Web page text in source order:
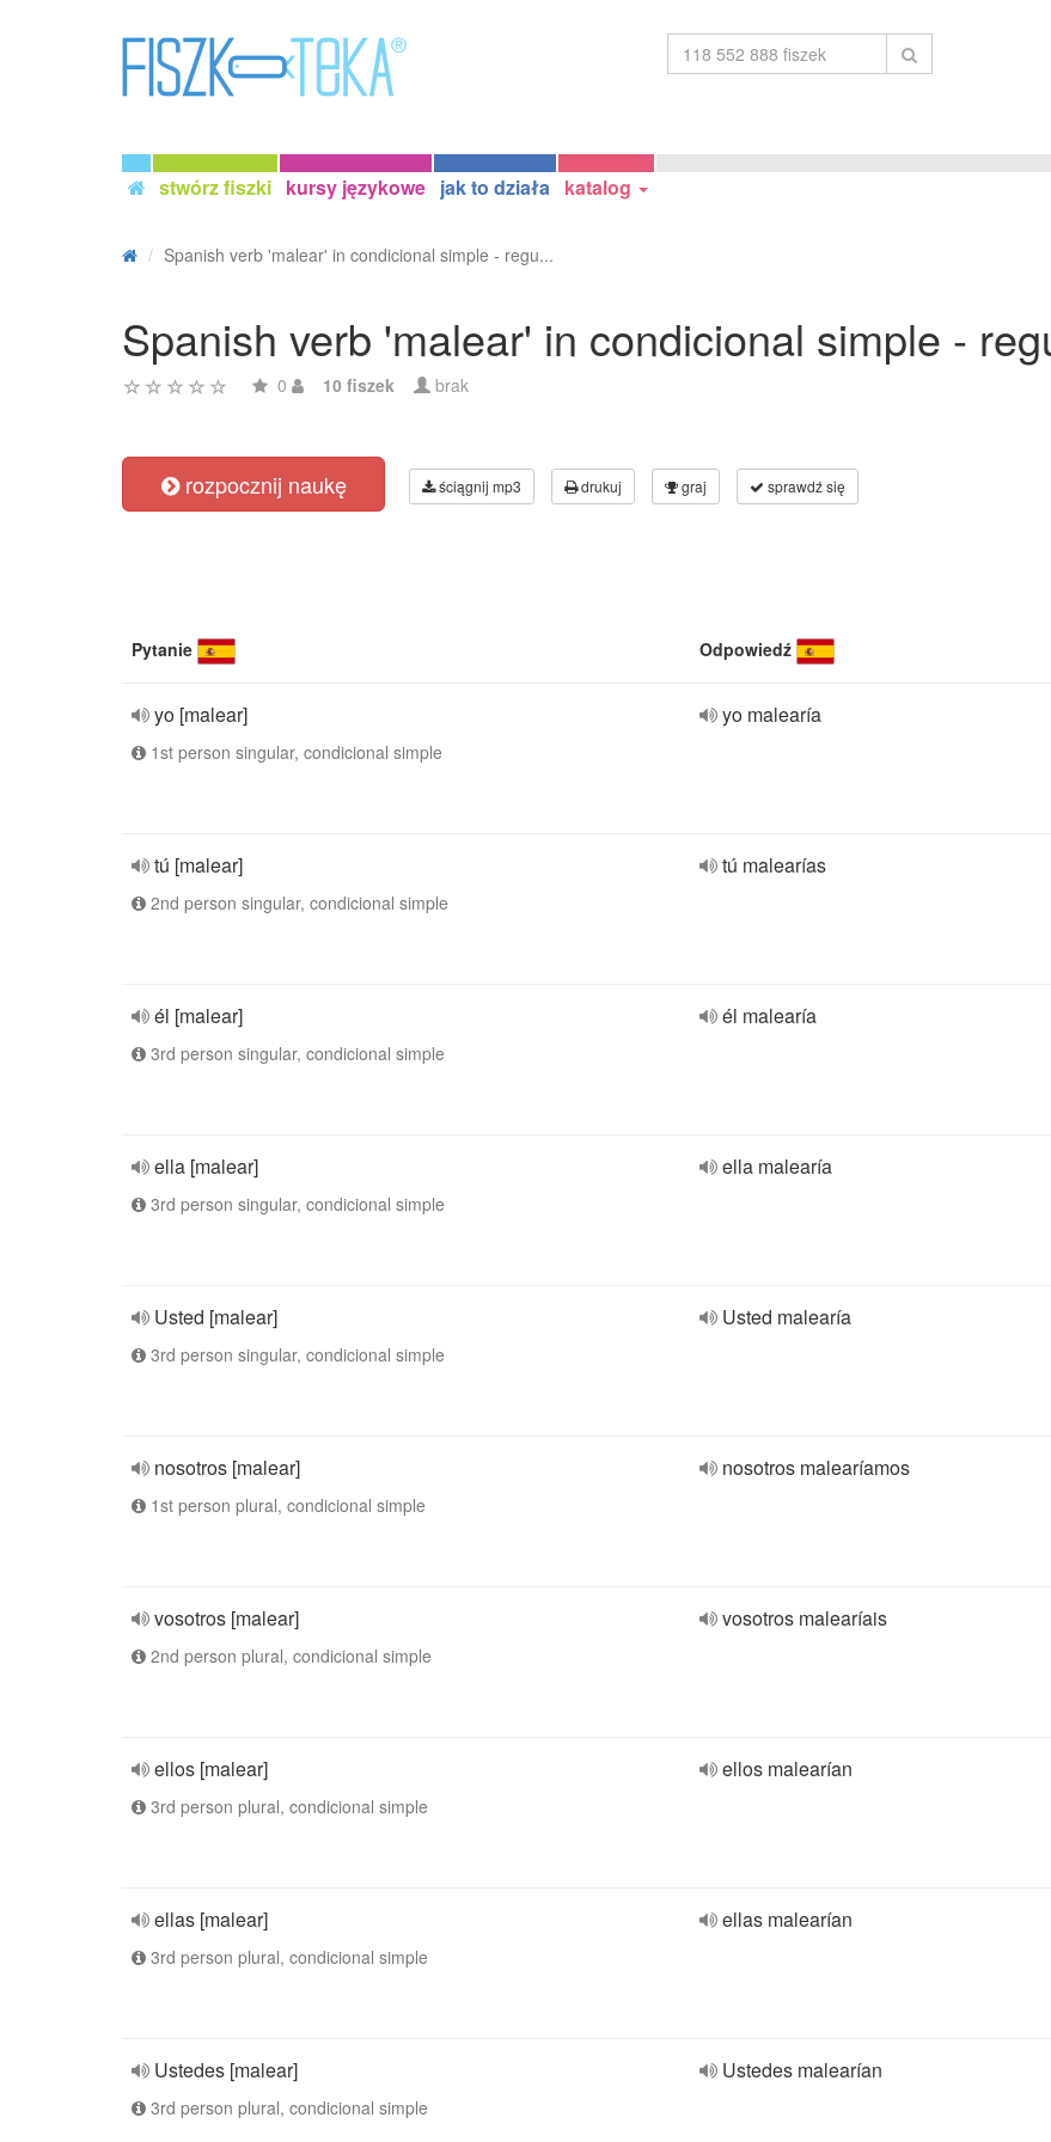
stwórz fiszki kursy językowe jak to działa katalog
Spanish verb 'malear' in condicional simple - regu...
Spanish verb 'malear' in condicional simple -
0 10 fiszek brak
rozpocznij naukę ściągnij mp3 drukuj graj sprawdź się
Pytanie Odpowiedź
yo [malear]
1st person singular, condicional simple
yo malearía
tú [malear]
2nd person singular, condicional simple
tú malearías
él [malear]
3rd person singular, condicional simple
él malearía
ella [malear]
3rd person singular, condicional simple
ella malearía
Usted [malear]
3rd person singular, condicional simple
Usted malearía
nosotros [malear]
1st person plural, condicional simple
nosotros malearíamos
vosotros [malear]
2nd person plural, condicional simple
vosotros malearíais
ellos [malear]
3rd person plural, condicional simple
ellos malearían
ellas [malear]
3rd person plural, condicional simple
ellas malearían
Ustedes [malear]
3rd person plural, condicional simple
Ustedes malearían